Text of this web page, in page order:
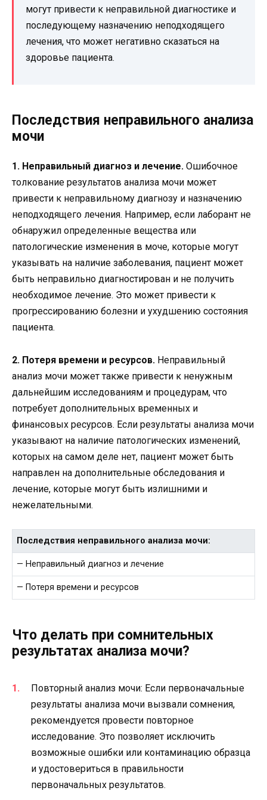
могут привести к неправильной диагностике и
последующему назначению неподходящего
лечения, что может негативно сказаться на
здоровье пациента.
Последствия неправильного анализа
мочи
1. Неправильный диагноз и лечение. Ошибочное
толкование результатов анализа мочи может
привести к неправильному диагнозу и назначению
неподходящего лечения. Например, если лаборант не
обнаружил определенные вещества или
патологические изменения в моче, которые могут
указывать на наличие заболевания, пациент может
быть неправильно диагностирован и не получить
необходимое лечение. Это может привести к
прогрессированию болезни и ухудшению состояния
пациента.
2. Потеря времени и ресурсов. Неправильный
анализ мочи может также привести к ненужным
дальнейшим исследованиям и процедурам, что
потребует дополнительных временных и
финансовых ресурсов. Если результаты анализа мочи
указывают на наличие патологических изменений,
которых на самом деле нет, пациент может быть
направлен на дополнительные обследования и
лечение, которые могут быть излишними и
нежелательными.
Последствия неправильного анализа мочи:
— Неправильный диагноз и лечение
— Потеря времени и ресурсов
Что делать при сомнительных
результатах анализа мочи?
Повторный анализ мочи: Если первоначальные
результаты анализа мочи вызвали сомнения,
рекомендуется провести повторное
исследование. Это позволяет исключить
возможные ошибки или контаминацию образца
и удостовериться в правильности
первоначальных результатов.